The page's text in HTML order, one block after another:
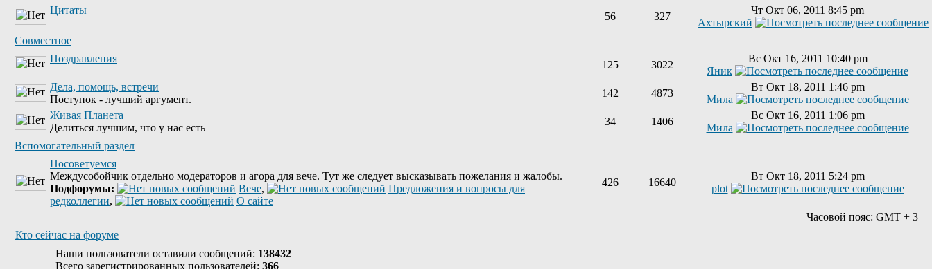
Цитаты
56 327
Чт Окт 06, 2011 8:45 pm
Ахтырский
Совместное
Поздравления
125 3022
Вс Окт 16, 2011 10:40 pm
Яник
Дела, помощь, встречи
Поступок - лучший аргумент.
142 4873
Вт Окт 18, 2011 1:46 pm
Мила
Живая Планета
Делиться лучшим, что у нас есть
34 1406
Вс Окт 16, 2011 1:06 pm
Мила
Вспомогательный раздел
Посоветуемся
Междусобойчик отдельно модераторов и агора для вече. Тут же следует высказывать пожелания и жалобы.
Подфорумы:
Вече,
Предложения и вопросы для
редколлегии, О сайте
426 16640
Вт Окт 18, 2011 5:24 pm
plot
Часовой пояс: GMT + 3
Кто сейчас на форуме
Наши пользователи оставили сообщений: 138432
Всего зарегистрированных пользователей: 366